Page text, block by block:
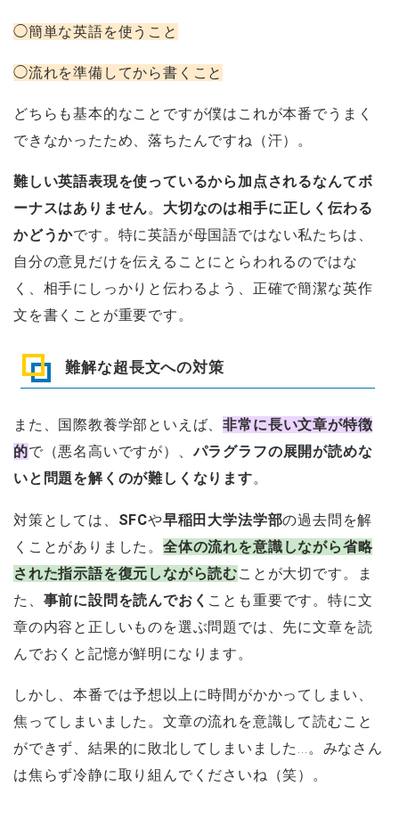
◯簡単な英語を使うこと
◯流れを準備してから書くこと
どちらも基本的なことですが僕はこれが本番でうまく
できなかったため、落ちたんですね（汗）。
難しい英語表現を使っているから加点されるなんてボ
ーナスはありません。 大切なのは相手に正しく伝わる
かどうかです。特に英語が母国語ではない私たちは、
自分の意見だけを伝えることにとらわれるのではな
く、相手にしっかりと伝わるよう、正確で簡潔な英作
文を書くことが重要です。
難解な超長文への対策
また、国際教養学部といえば、非常に長い文章が特徴
的で（悪名高いですが）、パラグラフの展開が読めな
いと問題を解くのが難しくなります。
対策としては、 SFCや早稲田大学法学部の過去問を解
くことがありました。全体の流れを意識しながら省略
された指示語を復元しながら読むことが大切です。ま
た、 事前に設問を読んでおく ことも重要です。特に文
章の内容と正しいものを選ぶ問題では、先に文章を読
んでおくと記憶が鮮明になります。
しかし、本番では予想以上に時間がかかってしまい、
焦ってしまいました。文章の流れを意識して読むこと
ができず、結果的に敗北してしまいました...。みなさん
は焦らず冷静に取り組んでくださいね（笑）。